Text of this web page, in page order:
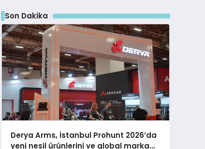
Son Dakika
Derya Arms, İstanbul Prohunt 2026’da
yeni nesil ürünlerini ve global marka